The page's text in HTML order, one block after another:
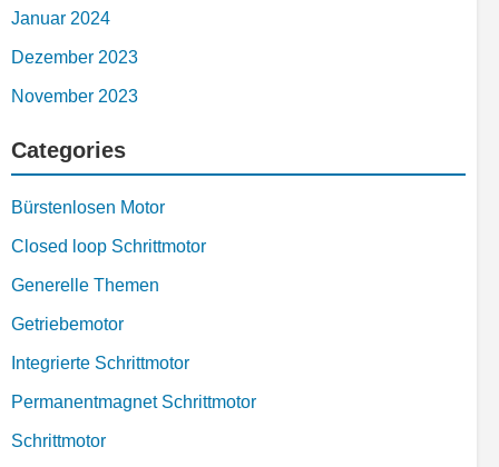
Januar 2024
Dezember 2023
November 2023
Categories
Bürstenlosen Motor
Closed loop Schrittmotor
Generelle Themen
Getriebemotor
Integrierte Schrittmotor
Permanentmagnet Schrittmotor
Schrittmotor